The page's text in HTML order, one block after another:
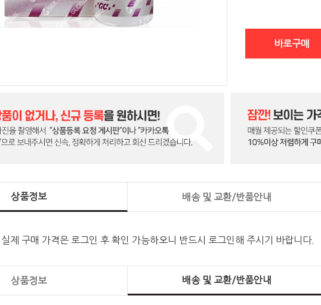
바로구매
상품정보 배송 및 교환/반품안내
제 구매 가격은 로그인 후 확인 가능하오니 반드시 로그인해 주시기 바랍니다.
상품정보 배송 및 교환/반품안내